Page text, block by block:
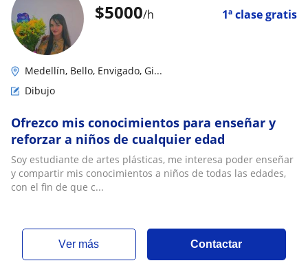
$5000/h 1ª clase gratis
Medellín, Bello, Envigado, Gi...
Dibujo
Ofrezco mis conocimientos para enseñar y
reforzar a niños de cualquier edad
Soy estudiante de artes plásticas, me interesa poder enseñar
y compartir mis conocimientos a niños de todas las edades,
con el fin de que c...
ver más Contactar